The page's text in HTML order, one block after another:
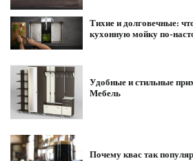
Тихие и долговечные:
кухонную мойку по-
Удобные и стильные
Мебель
Почему квас так